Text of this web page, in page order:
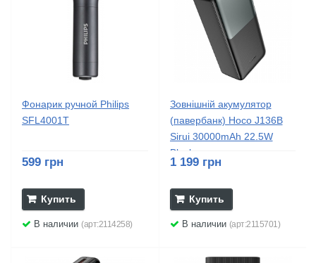
Фонарик ручной Philips
SFL4001T
599 грн
Купить
В наличии (арт:2114258)
Зовнішній акумулятор
(павербанк) Hoco J136B
Sirui 30000mAh 22.5W
Black
1 199 грн
Купить
В наличии (арт:2115701)